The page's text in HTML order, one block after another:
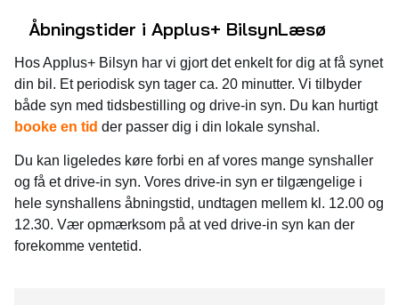
Åbningstider i Applus+ BilsynLæsø
Hos Applus+ Bilsyn har vi gjort det enkelt for dig at få synet
din bil. Et periodisk syn tager ca. 20 minutter. Vi tilbyder
både syn med tidsbestilling og drive-in syn. Du kan hurtigt
booke en tid der passer dig i din lokale synshal.
Du kan ligeledes køre forbi en af vores mange synshaller
og få et drive-in syn. Vores drive-in syn er tilgængelige i
hele synshallens åbningstid, undtagen mellem kl. 12.00 og
12.30. Vær opmærksom på at ved drive-in syn kan der
forekomme ventetid.